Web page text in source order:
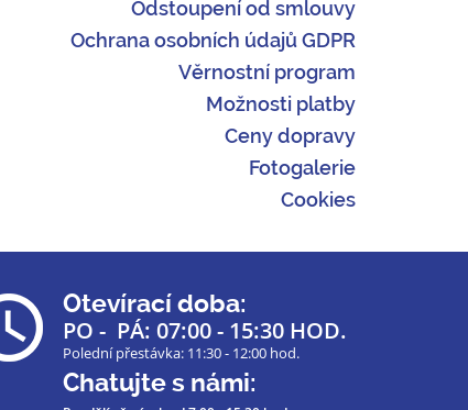
Odstoupení od smlouvy
Ochrana osobních údajů GDPR
Věrnostní program
Možnosti platby
Ceny dopravy
Fotogalerie
Cookies
Otevírací doba:
PO - PÁ: 07:00 - 15:30 HOD.
Polední přestávka: 11:30 - 12:00 hod.
Chatujte s námi: